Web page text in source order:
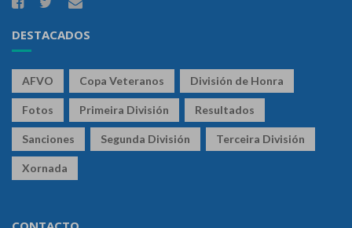
DESTACADOS
AFVO Copa Veteranos División de Honra
Fotos Primeira División Resultados
Sanciones Segunda División Terceira División
Xornada